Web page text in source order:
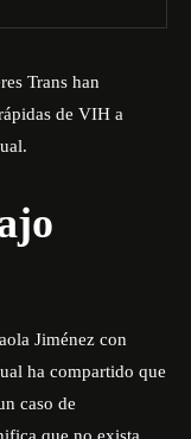
Trans han
de VIH a
Jiménez con
ha compartido que
caso de